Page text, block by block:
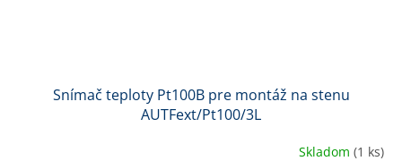
Snímač teploty Pt100B pre montáž na stenu
AUTFext/Pt100/3L
Skladom (1 ks)